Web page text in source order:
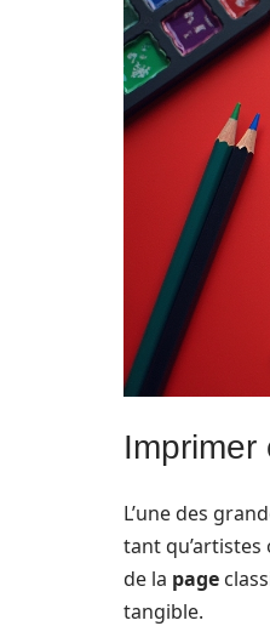
Imprimer
L’une des
tant
de la page
tangible.